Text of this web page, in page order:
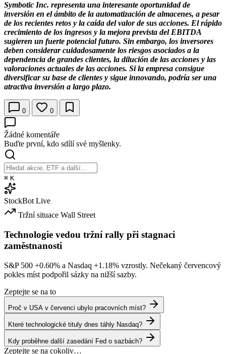
Symbotic Inc. representa una interesante oportunidad de
inversión en el ámbito de la automatización de almacenes, a pesar
de los recientes retos y la caída del valor de sus acciones. El rápido
crecimiento de los ingresos y la mejora prevista del EBITDA
sugieren un fuerte potencial futuro. Sin embargo, los inversores
deben considerar cuidadosamente los riesgos asociados a la
dependencia de grandes clientes, la dilución de las acciones y las
valoraciones actuales de las acciones. Si la empresa consigue
diversificar su base de clientes y sigue innovando, podría ser una
atractiva inversión a largo plazo.
0 0
Žádné komentáře
Buďte první, kdo sdílí své myšlenky.
⌘ K
StockBot Live
Tržní situace Wall Street
Technologie vedou tržní rally při stagnaci
zaměstnanosti
S&P 500 +0.60% a Nasdaq +1.18% vzrostly. Nečekaný červencový
pokles míst podpořil sázky na nižší sazby.
Zeptejte se na to
Proč v USA v červenci ubylo pracovních míst?
Které technologické tituly dnes táhly Nasdaq?
Kdy proběhne další zasedání Fed o sazbách?